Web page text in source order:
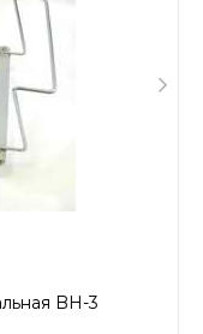
BH-3